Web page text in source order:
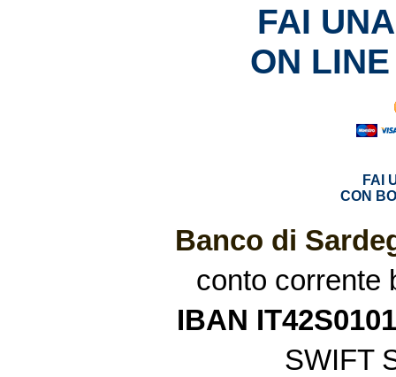
FAI
ON
FAI
CON
Banco di
conto corrente
IBAN
SWIFT